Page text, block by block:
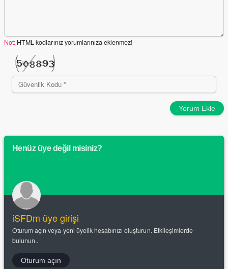
Not: HTML kodlarınız yorumlarınıza eklenmez!
Yorum Ekle
Henüz üye değil misiniz?
iSFDm üye girişi
Oturum açın veya yeni üyelik hesabınızı oluşturun. Etkileşimlerde
bulunun..
Oturum açın